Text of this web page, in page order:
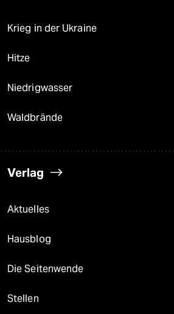
Krieg in der Ukraine
Hitze
Niedrigwasser
Waldbrände
Verlag
Aktuelles
Hausblog
Die Seitenwende
Stellen